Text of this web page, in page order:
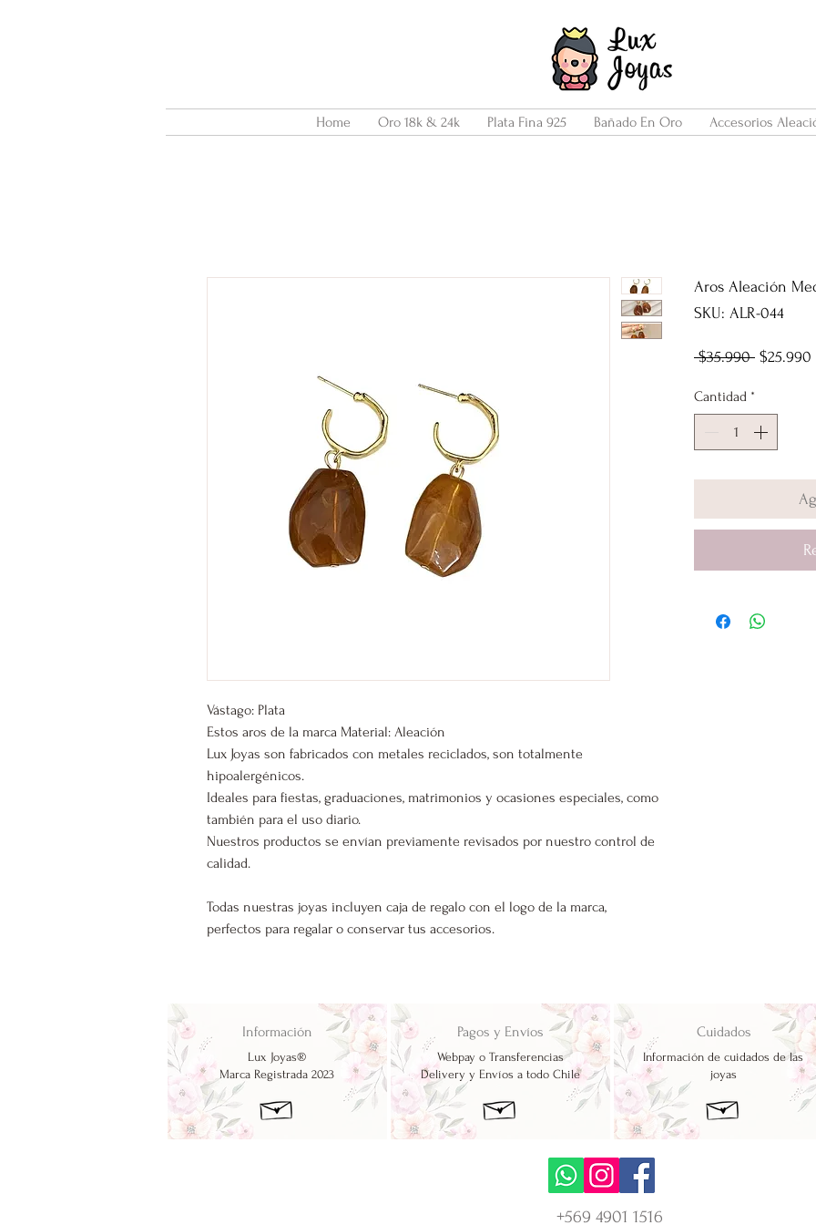
Home Oro 18k & 24k Plata Fina 925 Bañado En Oro Accesorios
Vástago: Plata
Estos aros de la marca Material: Aleación
Lux Joyas son fabricados con metales reciclados, son totalmente
hipoalergénicos.
Ideales para fiestas, graduaciones, matrimonios y ocasiones especiales, como
también para el uso diario.
Nuestros productos se envían previamente revisados por nuestro control de
calidad.
Todas nuestras joyas incluyen caja de regalo con el logo de la marca,
perfectos para regalar o conservar tus accesorios.
Aros Aleación
SKU: ALR-044
$35.990 Precio
$25.990
Cantidad *
Información
Lux Joyas®
Marca Registrada 2023
Pagos y Envíos
Webpay o Transferencias
Delivery y Envíos a todo Chile
Cuidados
Información de cuidados de las
joyas
+569 4901 1516